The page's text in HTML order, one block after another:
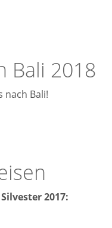
Bali 2018
nach Bali!
2017: